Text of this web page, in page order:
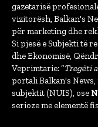
gazetarisë
vizitorësh, Balkan's
për marketing dhe
Si pjesë e Subjekti të
dhe Ekonomisë,
Veprimtarie: “Tregëti
portali Balkan's
subjektit (NUIS), ose
serioze me elementë